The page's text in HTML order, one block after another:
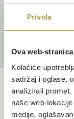
Privola
Ova web-
Kolačiće
sadržaj i oglase,
analizirali
naše web-
medije,
organizirano i
Besplatan